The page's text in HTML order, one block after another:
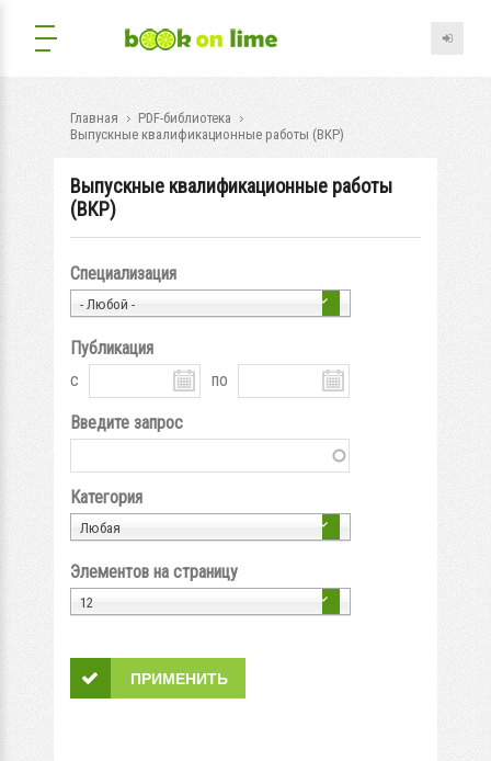
Главная
PDF-библиотека
Выпускные квалификационные работы (ВКР)
Выпускные квалификационные работы
(ВКР)
Специализация
- Любой -
Публикация
с
по
Введите запрос
Категория
Любая
Элементов на страницу
12